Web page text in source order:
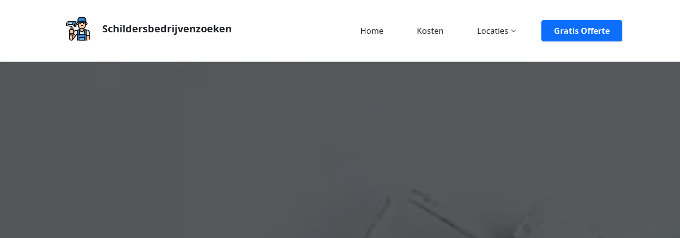
Schildersbedrijvenzoeken Home Kosten Locaties Gratis Offerte